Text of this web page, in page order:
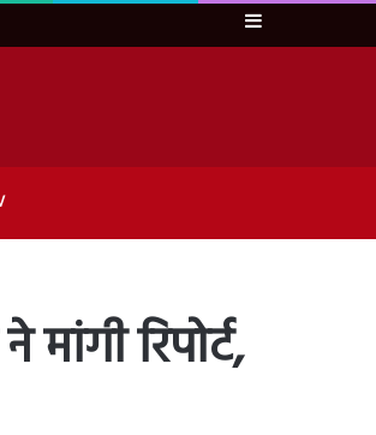
Sidebar
रिपोर्ट,